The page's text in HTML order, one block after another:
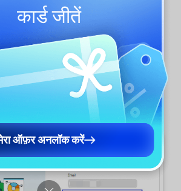
कैसे सेट करें और पासवर्ड से लॉगिन
खाते में पंजीकरण या लॉग इन करते
करना होगा।
कार्डजीतें
ऑफ़र अनलॉक करें